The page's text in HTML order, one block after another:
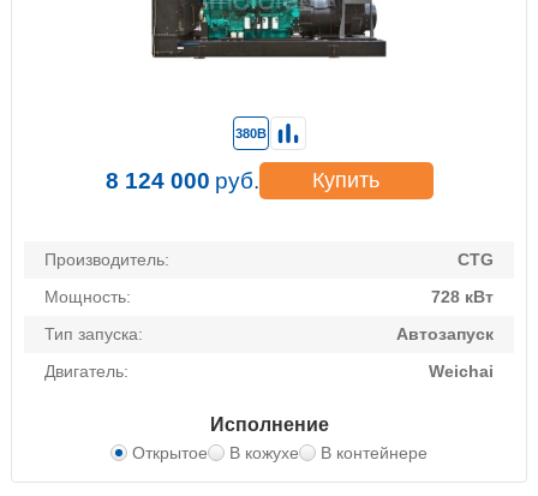
Производитель:
CTG
Мощность:
728 кВт
Тип запуска:
Автозапуск
Двигатель:
Weichai
Исполнение
Открытое В кожухе В контейнере
380В
8 124 000 руб. Купить